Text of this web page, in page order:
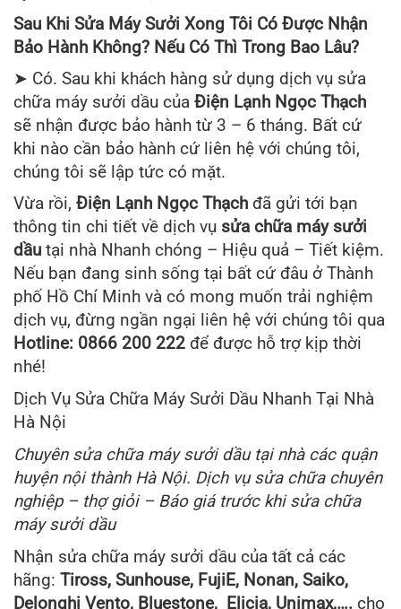
Sau Khi Sửa Máy Sưởi Xong Tôi Có Được Nhận
Bảo Hành Không? Nếu Có Thì Trong Bao Lâu?
➤ Có. Sau khi khách hàng sử dụng dịch vụ sửa
chữa máy sưởi dầu của Điện Lạnh Ngọc Thạch
sẽ nhận được bảo hành từ 3 – 6 tháng. Bất cứ
khi nào cần bảo hành cứ liên hệ với chúng tôi,
chúng tôi sẽ lập tức có mặt.
Vừa rồi, Điện Lạnh Ngọc Thạch đã gửi tới bạn
thông tin chi tiết về dịch vụ sửa chữa máy sưởi
dầu tại nhà Nhanh chóng – Hiệu quả – Tiết kiệm.
Nếu bạn đang sinh sống tại bất cứ đâu ở Thành
phố Hồ Chí Minh và có mong muốn trải nghiệm
dịch vụ, đừng ngần ngại liên hệ với chúng tôi qua
Hotline: 0866 200 222 để được hỗ trợ kịp thời
nhé!
Dịch Vụ Sửa Chữa Máy Sưởi Dầu Nhanh Tại Nhà
Hà Nội
Chuyên sửa chữa máy sưởi dầu tại nhà các quận
huyện nội thành Hà Nội. Dịch vụ sửa chữa chuyên
nghiệp – thợ giỏi – Báo giá trước khi sửa chữa
máy sưởi dầu
Nhận sửa chữa máy sưởi dầu của tất cả các
hãng: Tiross, Sunhouse, FujiE, Nonan, Saiko,
Delonghi Vento, Bluestone, Elicia, Unimax,…. cho